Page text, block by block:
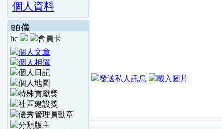
個人資料
頭像
hc